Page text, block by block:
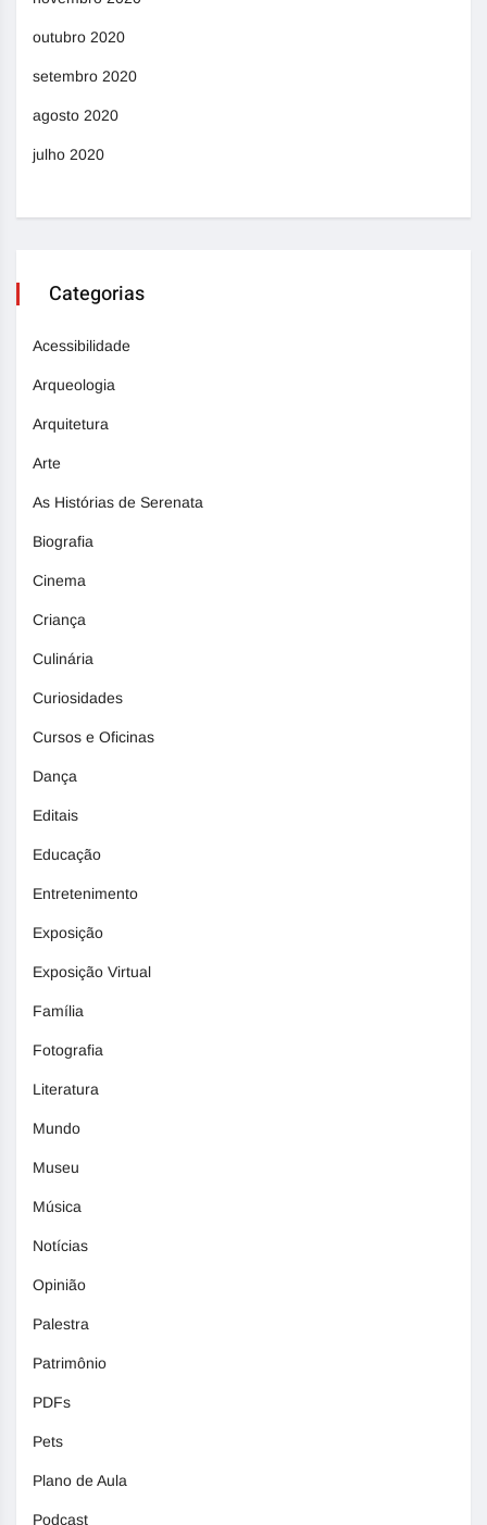
outubro 2020
setembro 2020
agosto 2020
julho 2020
Categorias
Acessibilidade
Arqueologia
Arquitetura
Arte
As Histórias de Serenata
Biografia
Cinema
Criança
Culinária
Curiosidades
Cursos e Oficinas
Dança
Editais
Educação
Entretenimento
Exposição
Exposição Virtual
Família
Fotografia
Literatura
Mundo
Museu
Música
Notícias
Opinião
Palestra
Patrimônio
PDFs
Pets
Plano de Aula
Podcast